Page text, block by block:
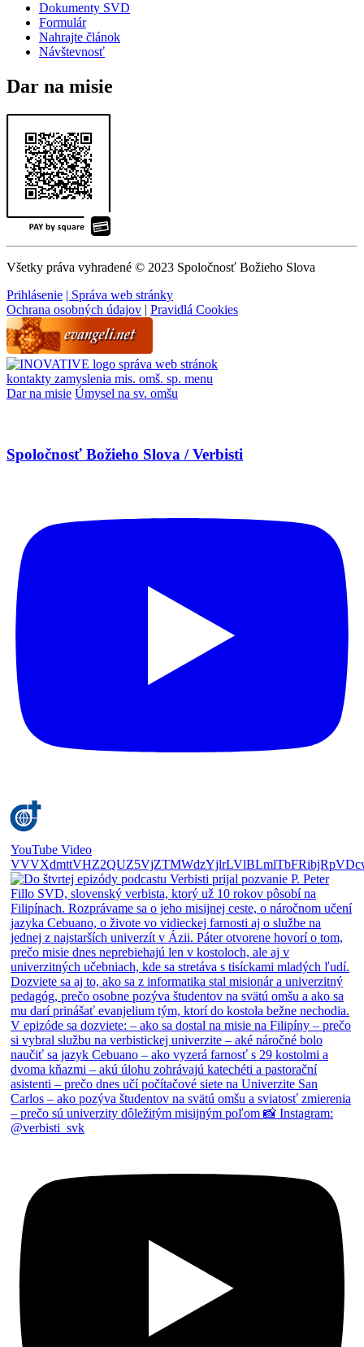
Dokumenty SVD
Formulár
Nahrajte článok
Návštevnosť
Dar na misie
Všetky práva vyhradené © 2023 Spoločnosť Božieho Slova
Prihlásenie | Správa web stránky
Ochrana osobných údajov | Pravidlá Cookies
správa web stránok
kontakty zamyslenia mis. omš. sp. menu
Dar na misie Úmysel na sv. omšu
Spoločnosť Božieho Slova / Verbisti
YouTube Video